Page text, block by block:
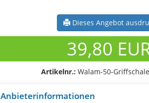
Dieses Angebot
39,80
Artikelnr.: Walam-50-
Anbieterinformationen